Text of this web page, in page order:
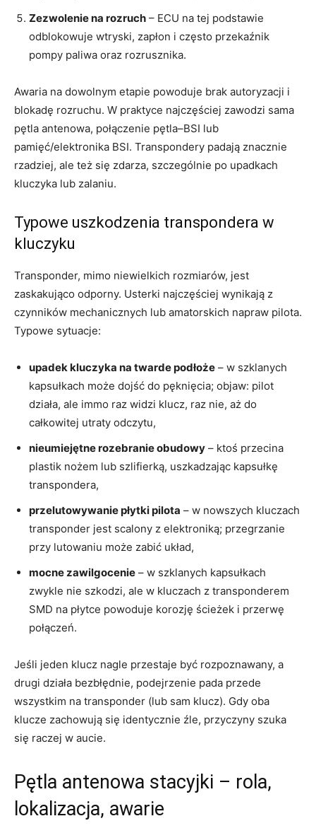
Zezwolenie na rozruch – ECU na tej podstawie
odblokowuje wtryski, zapłon i często przekaźnik
pompy paliwa oraz rozrusznika.
Awaria na dowolnym etapie powoduje brak autoryzacji i
blokadę rozruchu. W praktyce najczęściej zawodzi sama
pętla antenowa, połączenie pętla–BSI lub
pamięć/elektronika BSI. Transpondery padają znacznie
rzadziej, ale też się zdarza, szczególnie po upadkach
kluczyka lub zalaniu.
Typowe uszkodzenia transpondera w
kluczyku
Transponder, mimo niewielkich rozmiarów, jest
zaskakująco odporny. Usterki najczęściej wynikają z
czynników mechanicznych lub amatorskich napraw pilota.
Typowe sytuacje:
upadek kluczyka na twarde podłoże – w szklanych
kapsułkach może dojść do pęknięcia; objaw: pilot
działa, ale immo raz widzi klucz, raz nie, aż do
całkowitej utraty odczytu,
nieumiejętne rozebranie obudowy – ktoś przecina
plastik nożem lub szlifierką, uszkadzając kapsułkę
transpondera,
przelutowywanie płytki pilota – w nowszych kluczach
transponder jest scalony z elektroniką; przegrzanie
przy lutowaniu może zabić układ,
mocne zawilgocenie – w szklanych kapsułkach
zwykle nie szkodzi, ale w kluczach z transponderem
SMD na płytce powoduje korozję ścieżek i przerwę
połączeń.
Jeśli jeden klucz nagle przestaje być rozpoznawany, a
drugi działa bezbłędnie, podejrzenie pada przede
wszystkim na transponder (lub sam klucz). Gdy oba
klucze zachowują się identycznie źle, przyczyny szuka
się raczej w aucie.
Pętla antenowa stacyjki – rola,
lokalizacja, awarie